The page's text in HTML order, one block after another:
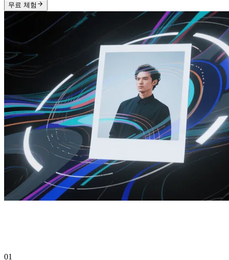
무료 체험
01